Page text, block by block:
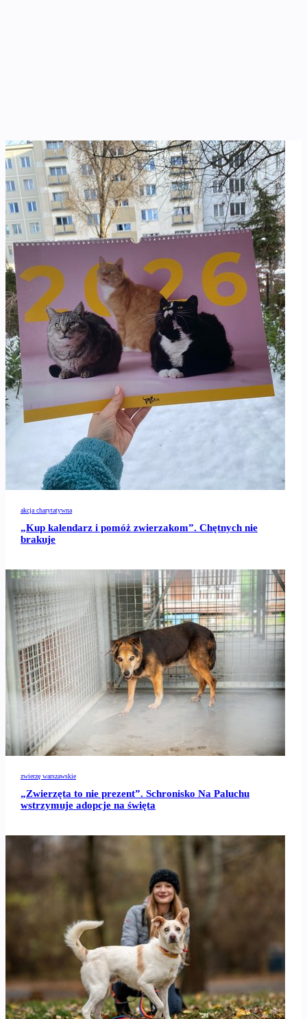
akcja charytatywna
„Kup kalendarz i pomóż zwierzakom”. Chętnych nie
brakuje
zwierzę warszawskie
„Zwierzęta to nie prezent”. Schronisko Na Paluchu
wstrzymuje adopcje na święta